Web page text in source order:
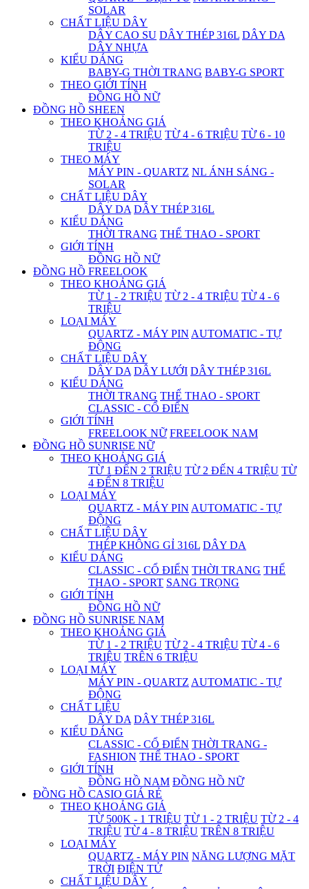
SOLAR
CHẤT LIỆU DÂY
DÂY CAO SU DÂY THÉP 316L DÂY DA
DÂY NHỰA
KIỂU DÁNG
BABY-G THỜI TRANG BABY-G SPORT
THEO GIỚI TÍNH
ĐỒNG HỒ NỮ
ĐỒNG HỒ SHEEN
THEO KHOẢNG GIÁ
TỪ 2 - 4 TRIỆU TỪ 4 - 6 TRIỆU TỪ 6 - 10
TRIỆU
THEO MÁY
MÁY PIN - QUARTZ NL ÁNH SÁNG -
SOLAR
CHẤT LIỆU DÂY
DÂY DA DÂY THÉP 316L
KIỂU DÁNG
THỜI TRANG THỂ THAO - SPORT
GIỚI TÍNH
ĐỒNG HỒ NỮ
ĐỒNG HỒ FREELOOK
THEO KHOẢNG GIÁ
TỪ 1 - 2 TRIỆU TỪ 2 - 4 TRIỆU TỪ 4 - 6
TRIỆU
LOẠI MÁY
QUARTZ - MÁY PIN AUTOMATIC - TỰ
ĐỘNG
CHẤT LIỆU DÂY
DÂY DA DÂY LƯỚI DÂY THÉP 316L
KIỂU DÁNG
THỜI TRANG THỂ THAO - SPORT
CLASSIC - CỔ ĐIỂN
GIỚI TÍNH
FREELOOK NỮ FREELOOK NAM
ĐỒNG HỒ SUNRISE NỮ
THEO KHOẢNG GIÁ
TỪ 1 ĐẾN 2 TRIỆU TỪ 2 ĐẾN 4 TRIỆU TỪ
4 ĐẾN 8 TRIỆU
LOẠI MÁY
QUARTZ - MÁY PIN AUTOMATIC - TỰ
ĐỘNG
CHẤT LIỆU DÂY
THÉP KHÔNG GỈ 316L DÂY DA
KIỂU DÁNG
CLASSIC - CỔ ĐIỂN THỜI TRANG THỂ
THAO - SPORT SANG TRỌNG
GIỚI TÍNH
ĐỒNG HỒ NỮ
ĐỒNG HỒ SUNRISE NAM
THEO KHOẢNG GIÁ
TỪ 1 - 2 TRIỆU TỪ 2 - 4 TRIỆU TỪ 4 - 6
TRIỆU TRÊN 6 TRIỆU
LOẠI MÁY
MÁY PIN - QUARTZ AUTOMATIC - TỰ
ĐỘNG
CHẤT LIỆU
DÂY DA DÂY THÉP 316L
KIỂU DÁNG
CLASSIC - CỔ ĐIỂN THỜI TRANG -
FASHION THỂ THAO - SPORT
GIỚI TÍNH
ĐỒNG HỒ NAM ĐỒNG HỒ NỮ
ĐỒNG HỒ CASIO GIÁ RẺ
THEO KHOẢNG GIÁ
TỪ 500K - 1 TRIỆU TỪ 1 - 2 TRIỆU TỪ 2 - 4
TRIỆU TỪ 4 - 8 TRIỆU TRÊN 8 TRIỆU
LOẠI MÁY
QUARTZ - MÁY PIN NĂNG LƯỢNG MẶT
TRỜI ĐIỆN TỬ
CHẤT LIỆU DÂY